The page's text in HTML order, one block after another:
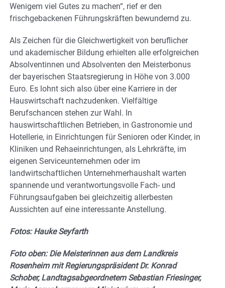
Wenigem viel Gutes zu machen“, rief er den
frischgebackenen Führungskräften bewundernd zu.
Als Zeichen für die Gleichwertigkeit von beruflicher
und akademischer Bildung erhielten alle erfolgreichen
Absolventinnen und Absolventen den Meisterbonus
der bayerischen Staatsregierung in Höhe von 3.000
Euro. Es lohnt sich also über eine Karriere in der
Hauswirtschaft nachzudenken. Vielfältige
Berufschancen stehen zur Wahl. In
hauswirtschaftlichen Betrieben, in Gastronomie und
Hotellerie, in Einrichtungen für Senioren oder Kinder, in
Kliniken und Rehaeinrichtungen, als Lehrkräfte, im
eigenen Serviceunternehmen oder im
landwirtschaftlichen Unternehmerhaushalt warten
spannende und verantwortungsvolle Fach- und
Führungsaufgaben bei gleichzeitig allerbesten
Aussichten auf eine interessante Anstellung.
Fotos: Hauke Seyfarth
Foto oben: Die Meisterinnen aus dem Landkreis
Rosenheim mit Regierungspräsident Dr. Konrad
Schober, Landtagsabgeordnetem Sebastian Friesinger,